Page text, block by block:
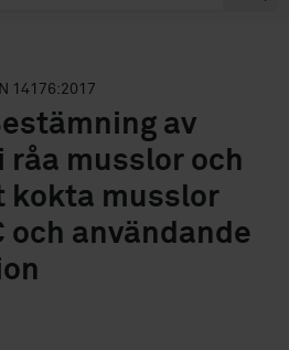
14176:2017
av
råa musslor och
kokta musslor
och användande